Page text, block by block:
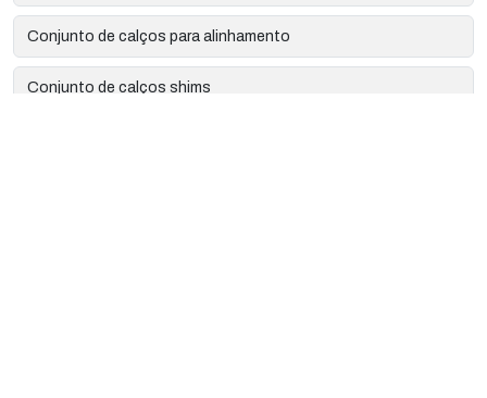
Conjunto de calços para alinhamento
Conjunto de calços shims